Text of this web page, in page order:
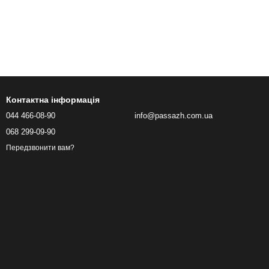
Контактна інформація
044 466-08-90
068 299-09-90
Передзвонити вам?
info@passazh.com.ua